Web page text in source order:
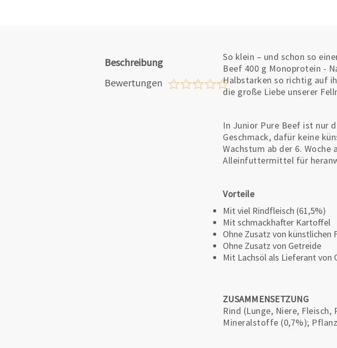
Beschreibung
Bewertungen
So klein – und schon so
Beef 400 g Monoprotein -
Halbstarken so richtig auf
die große Liebe unserer
In Junior Pure Beef ist nur
Geschmack, dafür keine
Wachstum ab der 6.
Alleinfuttermittel für
Vorteile
Mit viel Rindfleisch (61,5%)
Mit schmackhafter Kartoffel
Ohne Zusatz von
Ohne Zusatz von Getreide
Mit Lachsöl als Lieferant von
ZUSAMMENSETZUNG
Rind (Lunge, Niere, Fleisch,
Mineralstoffe (0,7%);